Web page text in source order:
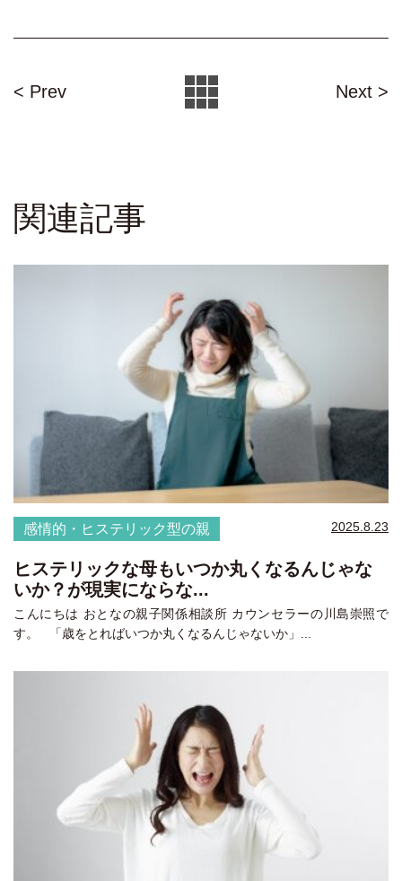
< Prev Next >
関連記事
感情的・ヒステリック型の親 2025.8.23
ヒステリックな母もいつか丸くなるんじゃな
いか？が現実にならな...
こんにちは おとなの親子関係相談所 カウンセラーの川島崇照で
す。 「歳をとればいつか丸くなるんじゃないか」...